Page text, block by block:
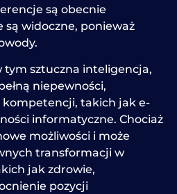
są obecnie
są widoczne, ponieważ
tym sztuczna inteligencja,
niepewności,
takich jak e-
informatyczne. Chociaż
możliwości i może
transformacji w
jak zdrowie,
pozycji